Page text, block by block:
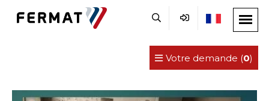
Votre demande (0)